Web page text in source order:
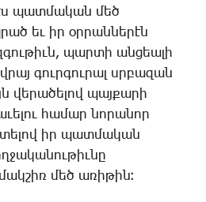
պատ­մա­կան մեծ
եւ իր օր­րան­նե­րէն
պար­տի ան­ցեա­լի
գուր­գու­րալ սրբա­զան
վե­րա­ծե­լով պայ­քա­րի
հա­մար նո­րա­նոր
իր պատ­մա­կան
մեծ ա­ռի­թին։